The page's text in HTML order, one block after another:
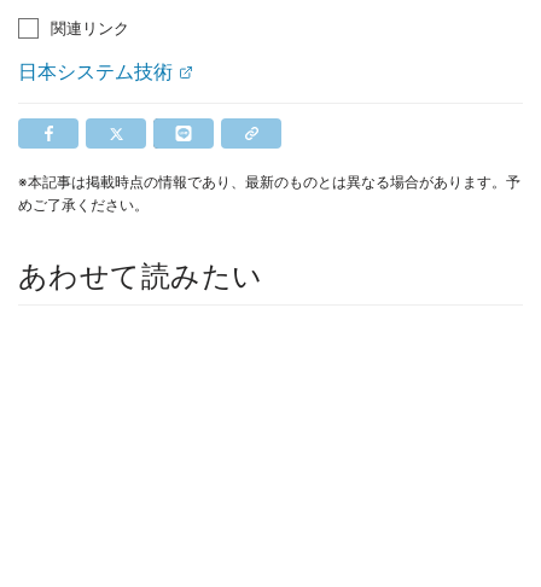
関連リンク
日本システム技術
※本記事は掲載時点の情報であり、最新のものとは異なる場合があります。予
めご了承ください。
あわせて読みたい